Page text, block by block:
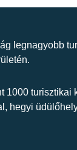
legnagyobb
1000 turisztikai
hegyi